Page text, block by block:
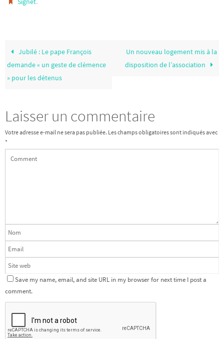
Jubilé : Le pape François
demande « un geste de clémence
» pour les détenus
Un nouveau logement mis à la
disposition de l’association
Laisser un commentaire
Votre adresse e-mail ne sera pas publiée. Les champs obligatoires sont indiqués avec
*
Save my name, email, and site URL in my browser for next time I post a
comment.